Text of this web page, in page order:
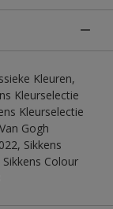
Kleuren,
Kleurselectie
Kleurselectie
Gogh
Sikkens
Colour